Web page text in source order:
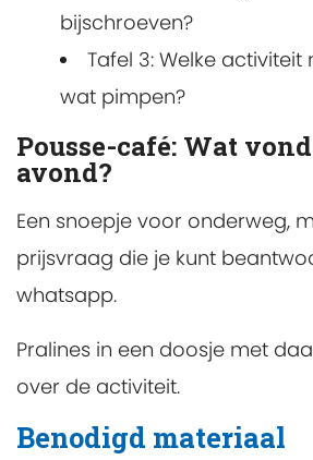
bijschroeven?
Tafel 3: Welke
wat pimpen?
Pousse-café: Wat
avond?
Een snoepje voor onderweg,
prijsvraag die je kunt
whatsapp.
Pralines in een doosje met
over de activiteit.
Benodigd materiaal